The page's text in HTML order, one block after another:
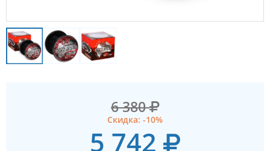
6 380
Скидка: -10%
5 742